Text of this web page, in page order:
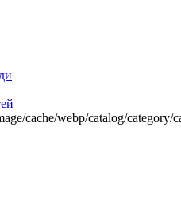
cache/webp/catalog/category/